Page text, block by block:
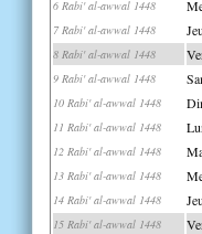
6 Rabi' al-awwal 1448
7 Rabi' al-awwal 1448
8 Rabi' al-awwal 1448
9 Rabi' al-awwal 1448
10 Rabi' al-awwal 1448
11 Rabi' al-awwal 1448
12 Rabi' al-awwal 1448
13 Rabi' al-awwal 1448
14 Rabi' al-awwal 1448
15 Rabi' al-awwal 1448